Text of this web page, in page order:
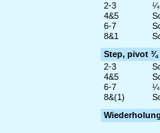
2-3
¼
4&5
6-7
8&1
Step, pivot ¾
2-3
4&5
6-7
¼
8&(1)